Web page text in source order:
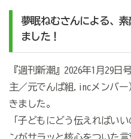
夢眠ねむさんによる、
ました！
『週刊新潮』2026年1月29
主／元でんぱ組.incメンバー
きました。
「子どもにどう伝えればい
ンがサラッと核心をついた